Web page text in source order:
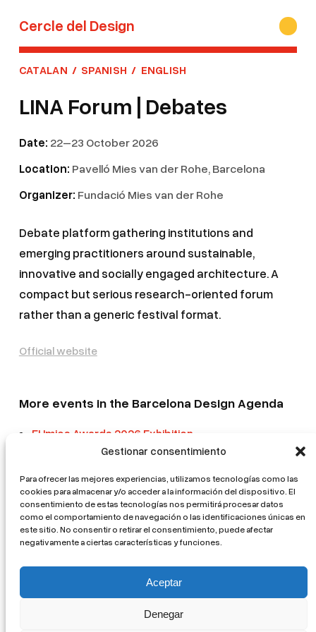
Gestionar consentimiento
Para ofrecer las mejores experiencias, utilizamos tecnologías como las
cookies para almacenar y/o acceder a la información del dispositivo. El
consentimiento de estas tecnologías nos permitirá procesar datos
como el comportamiento de navegación o las identificaciones únicas en
este sitio. No consentir o retirar el consentimiento, puede afectar
negativamente a ciertas características y funciones.
Aceptar
Denegar
Cercle del Design
CATALAN / SPANISH / ENGLISH
LINA Forum | Debates
Date: 22–23 October 2026
Location: Pavelló Mies van der Rohe, Barcelona
Organizer: Fundació Mies van der Rohe
Debate platform gathering institutions and
emerging practitioners around sustainable,
innovative and socially engaged architecture. A
compact but serious research-oriented forum
rather than a generic festival format.
Official website
More events in the Barcelona Design Agenda
EUmies Awards 2026 Exhibition
IX Urban Sketchers Meetup in Barcelona 2026
Reading Pavilion | Open doors for Sant Jordi
Nenúfars. Water Lilies in the Barcelona Pavilion + La
Padrina i les pertinences de la domesticitat
The Grid Photo Project
©+CC / Cercle del Design 2026 –